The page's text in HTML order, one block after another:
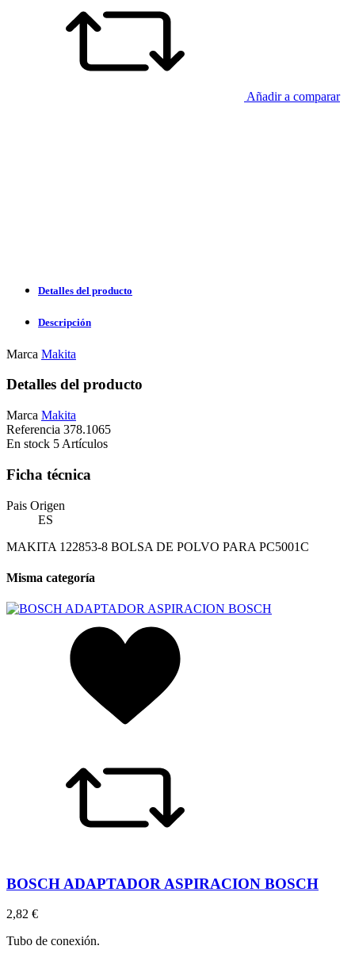
Añadir a comparar
Detalles del producto
Descripción
Marca Makita
Detalles del producto
Marca Makita
Referencia 378.1065
En stock 5 Artículos
Ficha técnica
Pais Origen
ES
MAKITA 122853-8 BOLSA DE POLVO PARA PC5001C
Misma categoría
BOSCH ADAPTADOR ASPIRACION BOSCH
2,82 €
Tubo de conexión.